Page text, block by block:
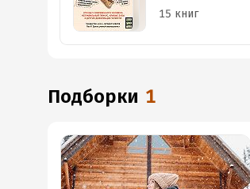
медицине
15 книг
Подборки 1